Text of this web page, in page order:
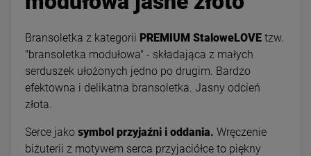
Bransoletka z kategorii PREMIUM StaloweLOVE tzw.
"bransoletka modułowa" - składająca z małych
serduszek ułożonych jedno po drugim. Bardzo
efektowna i delikatna bransoletka. Jasny odcień
złota.
Serce jako symbol przyjaźni i oddania. Wręczenie
biżuterii z motywem serca przyjaciółce to piękny